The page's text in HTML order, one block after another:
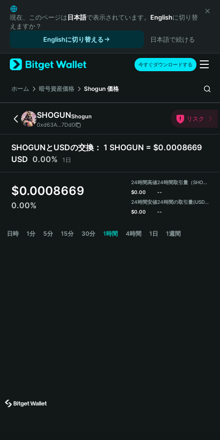
English
日本語
Tiếng Việt
Español (Latinoamérica)
Türkçe
Français
Deutsch
简体中文
繁體中文
Português (Portugal)
Bahasa Indonesia
ภาษาไทย
हिन्दी
Español
Português (Brasil)
現在、このページは日本語で表示されています。 Englishに切り替
えますか？
Englishに切り替える
日本語で続ける
今すぐダウンロードする
ホーム 暗号資産価格 Shogun 価格
SHOGUNShogun
0xd63A...7Dd0
リスク
SHOGUNとUSDの交換： 1 SHOGUN = $0.0008669
USD 0.00% 1日
$0.0008669
0.00%
24時間高値
$0.00
24時間安値
$0.00
24時間取引量（SHOGUN）
--
24時間の取引量(USDT)
--
日時 1分 5分 15分 30分 1時間 4時間 1日 1週間